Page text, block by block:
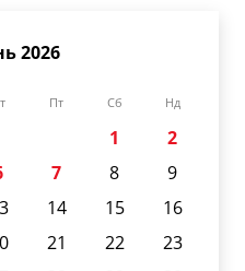
2026
Пт Сб Нд
1
2
7 8
9
14 15
16
21 22
23